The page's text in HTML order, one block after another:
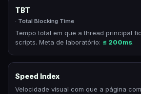
TBT
· Total Blocking Time
Tempo total em que a thread principal
scripts. Meta de laboratório: ≤ 200ms.
Speed Index
Velocidade visual com que a página